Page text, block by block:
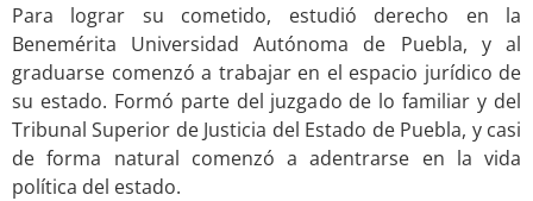
Para lograr su cometido, estudió derecho en la
Benemérita Universidad Autónoma de Puebla, y al
graduarse comenzó a trabajar en el espacio jurídico de
su estado. Formó parte del juzgado de lo familiar y del
Tribunal Superior de Justicia del Estado de Puebla, y casi
de forma natural comenzó a adentrarse en la vida
política del estado.